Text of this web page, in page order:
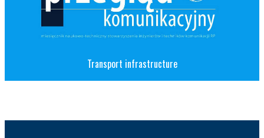
Transport infrastructure